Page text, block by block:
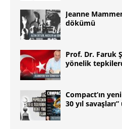
Jeanne
dökümü
Prof. Dr. Faruk
yönelik
Compact’ın
30 yıl savaşları”